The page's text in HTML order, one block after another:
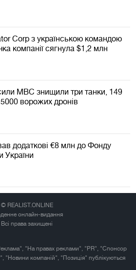
Corp з українською командою
компанії сягнула $1,2 млн
МВС знищили три танки, 149
ворожих дронів
додаткові €8 млн до Фонду
України
© REALIST.ONLINE
онлайн-видання
Всі права захищені
"На правах реклами", "PR", "Спонсор
"Новини компаній", "Позиція" публікуються